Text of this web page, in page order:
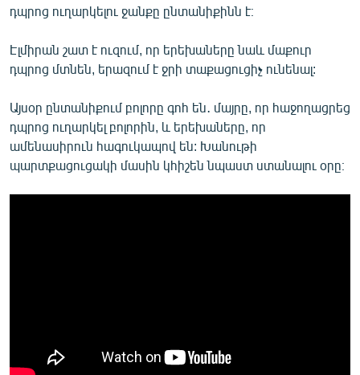
դպրոց ուղարկելու ջանքը ընտանիքինն է։
Էլմիրան շատ է ուզում, որ երեխաները նաև մաքուր
դպրոց մտնեն, երազում է ջրի տաքացուցիչ ունենալ:
Այսօր ընտանիքում բոլորը գոհ են․ մայրը, որ հաջողացրեց
դպրոց ուղարկել բոլորին, և երեխաները, որ
ամենասիրուն հագուկապով են: Խանութի
պարտքացուցակի մասին կհիշեն նպաստ ստանալու օրը։